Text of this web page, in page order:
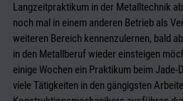
Langzeitpraktikum in der Metalltechnik
noch mal in einem anderen Betrieb als
weiteren Bereich kennenzulernen, bald
in den Metallberuf wieder einsteigen
einige Wochen ein Praktikum beim
viele Tätigkeiten in den gängigsten